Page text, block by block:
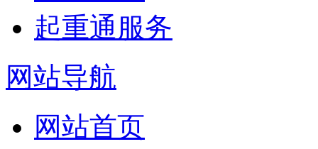
起重通服务
网站导航
网站首页